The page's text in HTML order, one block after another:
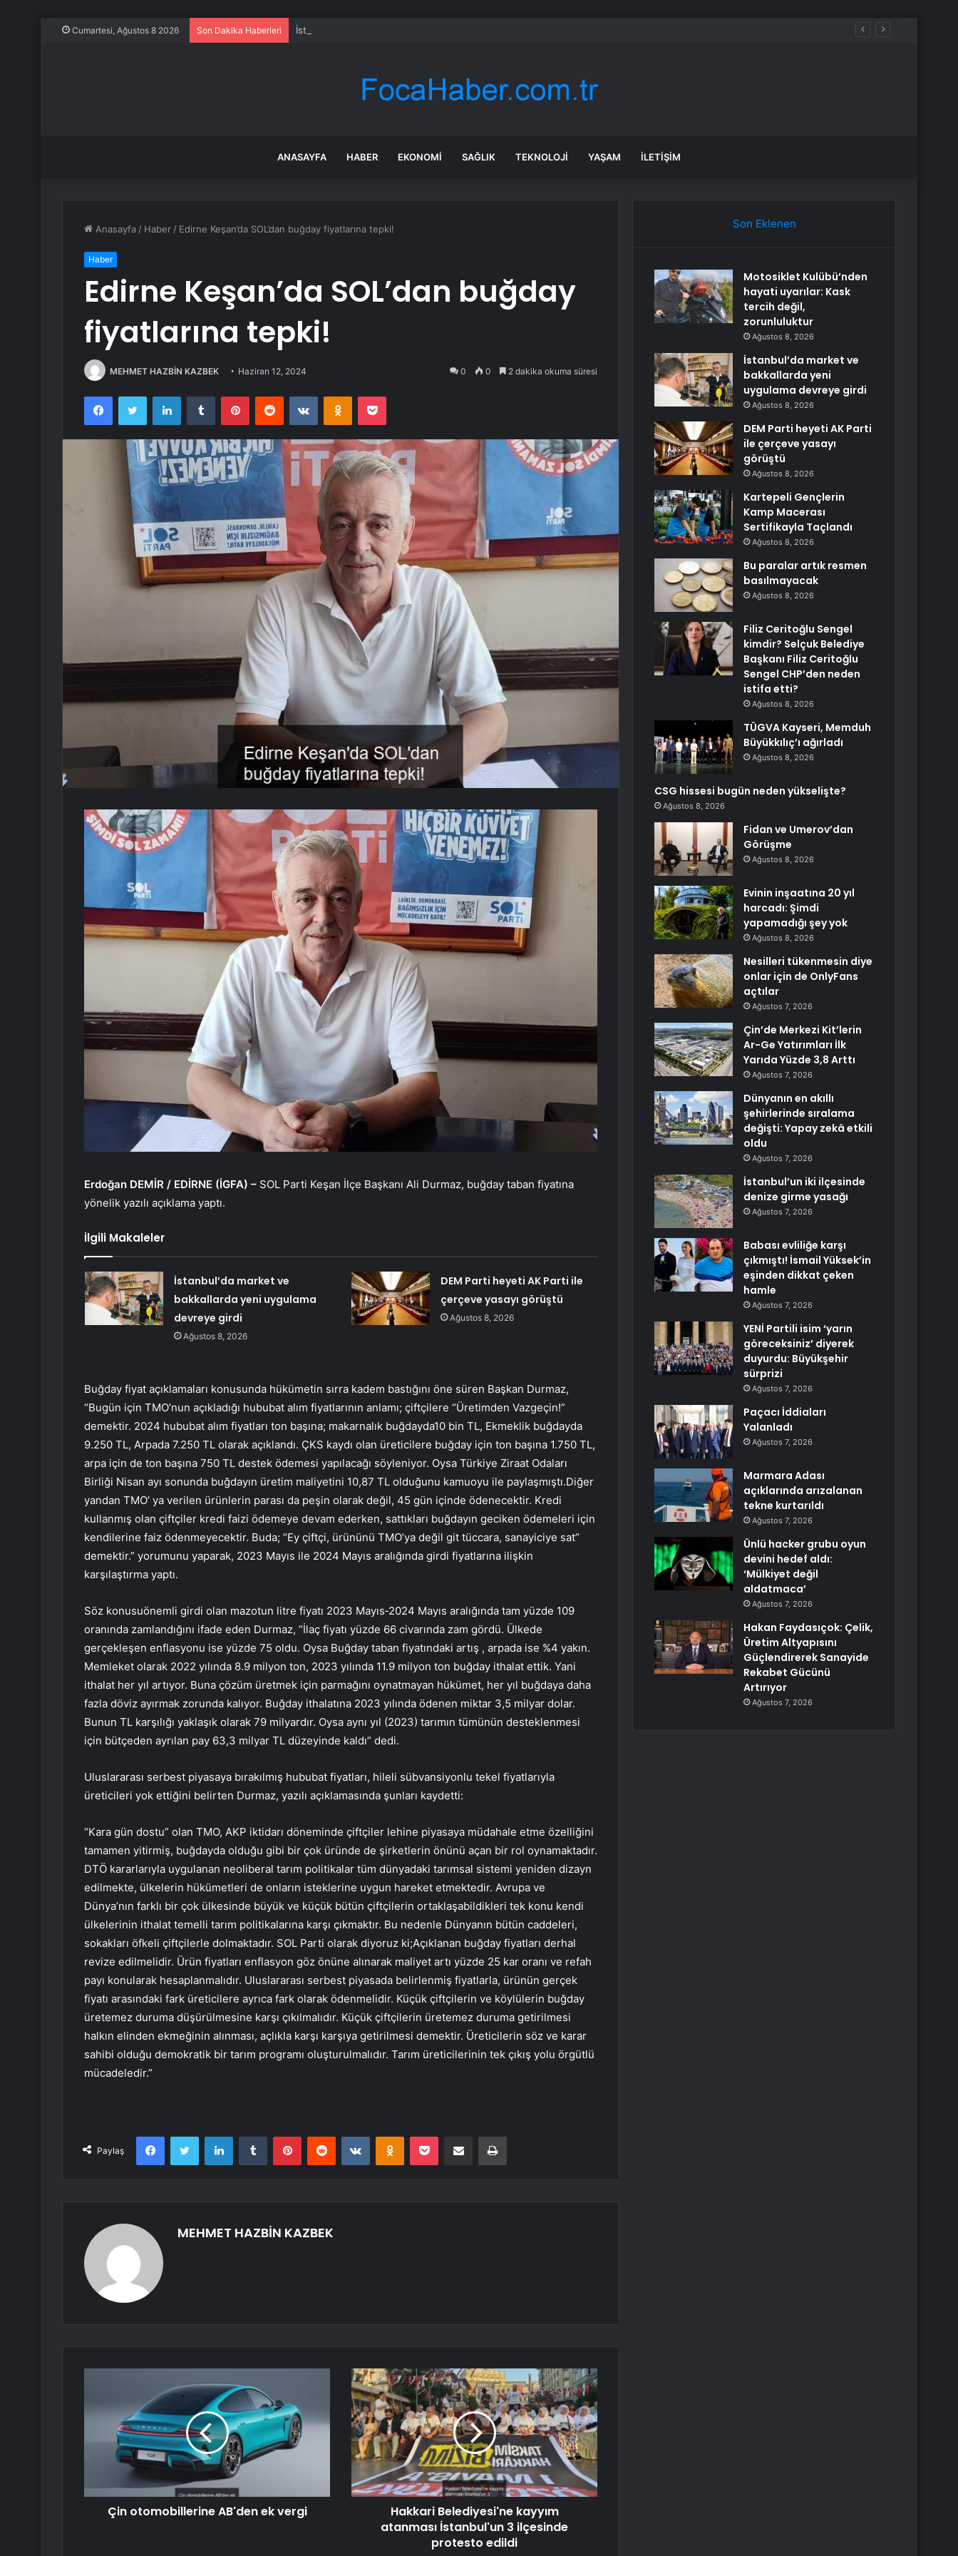
Cumartesi, Ağustos 8 2026 Son Dakika Haberleri İstanbul’da market ve bakkallarda yeni uygulama devreye girdi
ANASAYFA HABER EKONOMI SAĞLIK TEKNOLOJI YAŞAM İLETIŞIM
Anasayfa / Haber / Edirne Keşan’da SOL’dan buğday fiyatlarına tepki!
Haber
Edirne Keşan’da SOL’dan buğday
fiyatlarına tepki!
MEHMET HAZBİN KAZBEK Haziran 12, 2024 0 0 2 dakika okuma süresi
FacebookTwitter LinkedInTumblr PinterestReddit VKontakteOdnoklassniki
Pocket
Erdoğan DEMİR / EDİRNE (İGFA) – SOL Parti Keşan İlçe Başkanı Ali Durmaz, buğday taban fiyatına
yönelik yazılı açıklama yaptı.
İlgili Makaleler
İstanbul’da market ve
bakkallarda yeni uygulama
devreye girdi
Ağustos 8, 2026
DEM Parti heyeti AK Parti ile
çerçeve yasayı görüştü
Ağustos 8, 2026
Buğday fiyat açıklamaları konusunda hükümetin sırra kadem bastığını öne süren Başkan Durmaz,
“Bugün için TMO’nun açıkladığı hububat alım fiyatlarının anlamı; çiftçilere “Üretimden Vazgeçin!”
demektir. 2024 hububat alım fiyatları ton başına; makarnalık buğdayda10 bin TL, Ekmeklik buğdayda
9.250 TL, Arpada 7.250 TL olarak açıklandı. ÇKS kaydı olan üreticilere buğday için ton başına 1.750 TL,
arpa için de ton başına 750 TL destek ödemesi yapılacağı söyleniyor. Oysa Türkiye Ziraat Odaları
Birliği Nisan ayı sonunda buğdayın üretim maliyetini 10,87 TL olduğunu kamuoyu ile paylaşmıştı.Diğer
yandan TMO’ ya verilen ürünlerin parası da peşin olarak değil, 45 gün içinde ödenecektir. Kredi
kullanmış olan çiftçiler kredi faizi ödemeye devam ederken, sattıkları buğdayın geciken ödemeleri için
kendilerine faiz ödenmeyecektir. Buda; “Ey çiftçi, ürününü TMO’ya değil git tüccara, sanayiciye sat”
demektir.” yorumunu yaparak, 2023 Mayıs ile 2024 Mayıs aralığında girdi fiyatlarına ilişkin
karşılaştırma yaptı.
Söz konusuönemli girdi olan mazotun litre fiyatı 2023 Mayıs‐2024 Mayıs aralığında tam yüzde 109
oranında zamlandığını ifade eden Durmaz, “İlaç fiyatı yüzde 66 civarında zam gördü. Ülkede
gerçekleşen enflasyonu ise yüzde 75 oldu. Oysa Buğday taban fiyatındaki artış , arpada ise %4 yakın.
Memleket olarak 2022 yılında 8.9 milyon ton, 2023 yılında 11.9 milyon ton buğday ithalat ettik. Yani
ithalat her yıl artıyor. Buna çözüm üretmek için parmağını oynatmayan hükümet, her yıl buğdaya daha
fazla döviz ayırmak zorunda kalıyor. Buğday ithalatına 2023 yılında ödenen miktar 3,5 milyar dolar.
Bunun TL karşılığı yaklaşık olarak 79 milyardır. Oysa aynı yıl (2023) tarımın tümünün desteklenmesi
için bütçeden ayrılan pay 63,3 milyar TL düzeyinde kaldı” dedi.
Uluslararası serbest piyasaya bırakılmış hububat fiyatları, hileli sübvansiyonlu tekel fiyatlarıyla
üreticileri yok ettiğini belirten Durmaz, yazılı açıklamasında şunları kaydetti:
“Kara gün dostu” olan TMO, AKP iktidarı döneminde çiftçiler lehine piyasaya müdahale etme özelliğini
tamamen yitirmiş, buğdayda olduğu gibi bir çok üründe de şirketlerin önünü açan bir rol oynamaktadır.
DTÖ kararlarıyla uygulanan neoliberal tarım politikalar tüm dünyadaki tarımsal sistemi yeniden dizayn
edilmekte, ülkelerin hükümetleri de onların isteklerine uygun hareket etmektedir. Avrupa ve
Dünya’nın farklı bir çok ülkesinde büyük ve küçük bütün çiftçilerin ortaklaşabildikleri tek konu kendi
ülkelerinin ithalat temelli tarım politikalarına karşı çıkmaktır. Bu nedenle Dünyanın bütün caddeleri,
sokakları öfkeli çiftçilerle dolmaktadır. SOL Parti olarak diyoruz ki;Açıklanan buğday fiyatları derhal
revize edilmelidir. Ürün fiyatları enflasyon göz önüne alınarak maliyet artı yüzde 25 kar oranı ve refah
payı konularak hesaplanmalıdır. Uluslararası serbest piyasada belirlenmiş fiyatlarla, ürünün gerçek
fiyatı arasındaki fark üreticilere ayrıca fark olarak ödenmelidir. Küçük çiftçilerin ve köylülerin buğday
üretemez duruma düşürülmesine karşı çıkılmalıdır. Küçük çiftçilerin üretemez duruma getirilmesi
halkın elinden ekmeğinin alınması, açlıkla karşı karşıya getirilmesi demektir. Üreticilerin söz ve karar
sahibi olduğu demokratik bir tarım programı oluşturulmalıdır. Tarım üreticilerinin tek çıkış yolu örgütlü
mücadeledir.”
Paylaş
FacebookTwitter LinkedInTumblr PinterestReddit VKontakteOdnoklassniki
Pocket E-Posta ile paylaş Yazdır
MEHMET HAZBİN KAZBEK
Çin otomobillerine AB'den ek vergi
Hakkari Belediyesi'ne kayyım
atanması İstanbul'un 3 ilçesinde
protesto edildi
Son Eklenen
Motosiklet Kulübü’nden
hayati uyarılar: Kask
tercih değil,
zorunluluktur
Ağustos 8, 2026
İstanbul’da market ve
bakkallarda yeni
uygulama devreye girdi
Ağustos 8, 2026
DEM Parti heyeti AK Parti
ile çerçeve yasayı
görüştü
Ağustos 8, 2026
Kartepeli Gençlerin
Kamp Macerası
Sertifikayla Taçlandı
Ağustos 8, 2026
Bu paralar artık resmen
basılmayacak
Ağustos 8, 2026
Filiz Ceritoğlu Sengel
kimdir? Selçuk Belediye
Başkanı Filiz Ceritoğlu
Sengel CHP’den neden
istifa etti?
Ağustos 8, 2026
TÜGVA Kayseri, Memduh
Büyükkılıç’ı ağırladı
Ağustos 8, 2026
CSG hissesi bugün neden yükselişte?
Ağustos 8, 2026
Fidan ve Umerov’dan
Görüşme
Ağustos 8, 2026
Evinin inşaatına 20 yıl
harcadı: Şimdi
yapamadığı şey yok
Ağustos 8, 2026
Nesilleri tükenmesin diye
onlar için de OnlyFans
açtılar
Ağustos 7, 2026
Çin’de Merkezi Kit’lerin
Ar-Ge Yatırımları İlk
Yarıda Yüzde 3,8 Arttı
Ağustos 7, 2026
Dünyanın en akıllı
şehirlerinde sıralama
değişti: Yapay zekâ etkili
oldu
Ağustos 7, 2026
İstanbul’un iki ilçesinde
denize girme yasağı
Ağustos 7, 2026
Babası evliliğe karşı
çıkmıştı! İsmail Yüksek’in
eşinden dikkat çeken
hamle
Ağustos 7, 2026
YENİ Partili isim ‘yarın
göreceksiniz’ diyerek
duyurdu: Büyükşehir
sürprizi
Ağustos 7, 2026
Paçacı İddiaları
Yalanladı
Ağustos 7, 2026
Marmara Adası
açıklarında arızalanan
tekne kurtarıldı
Ağustos 7, 2026
Ünlü hacker grubu oyun
devini hedef aldı:
‘Mülkiyet değil
aldatmaca’
Ağustos 7, 2026
Hakan Faydasıçok: Çelik,
Üretim Altyapısını
Güçlendirerek Sanayide
Rekabet Gücünü
Artırıyor
Ağustos 7, 2026